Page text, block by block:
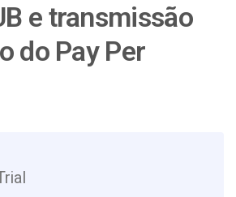
e transmissão
do Pay Per